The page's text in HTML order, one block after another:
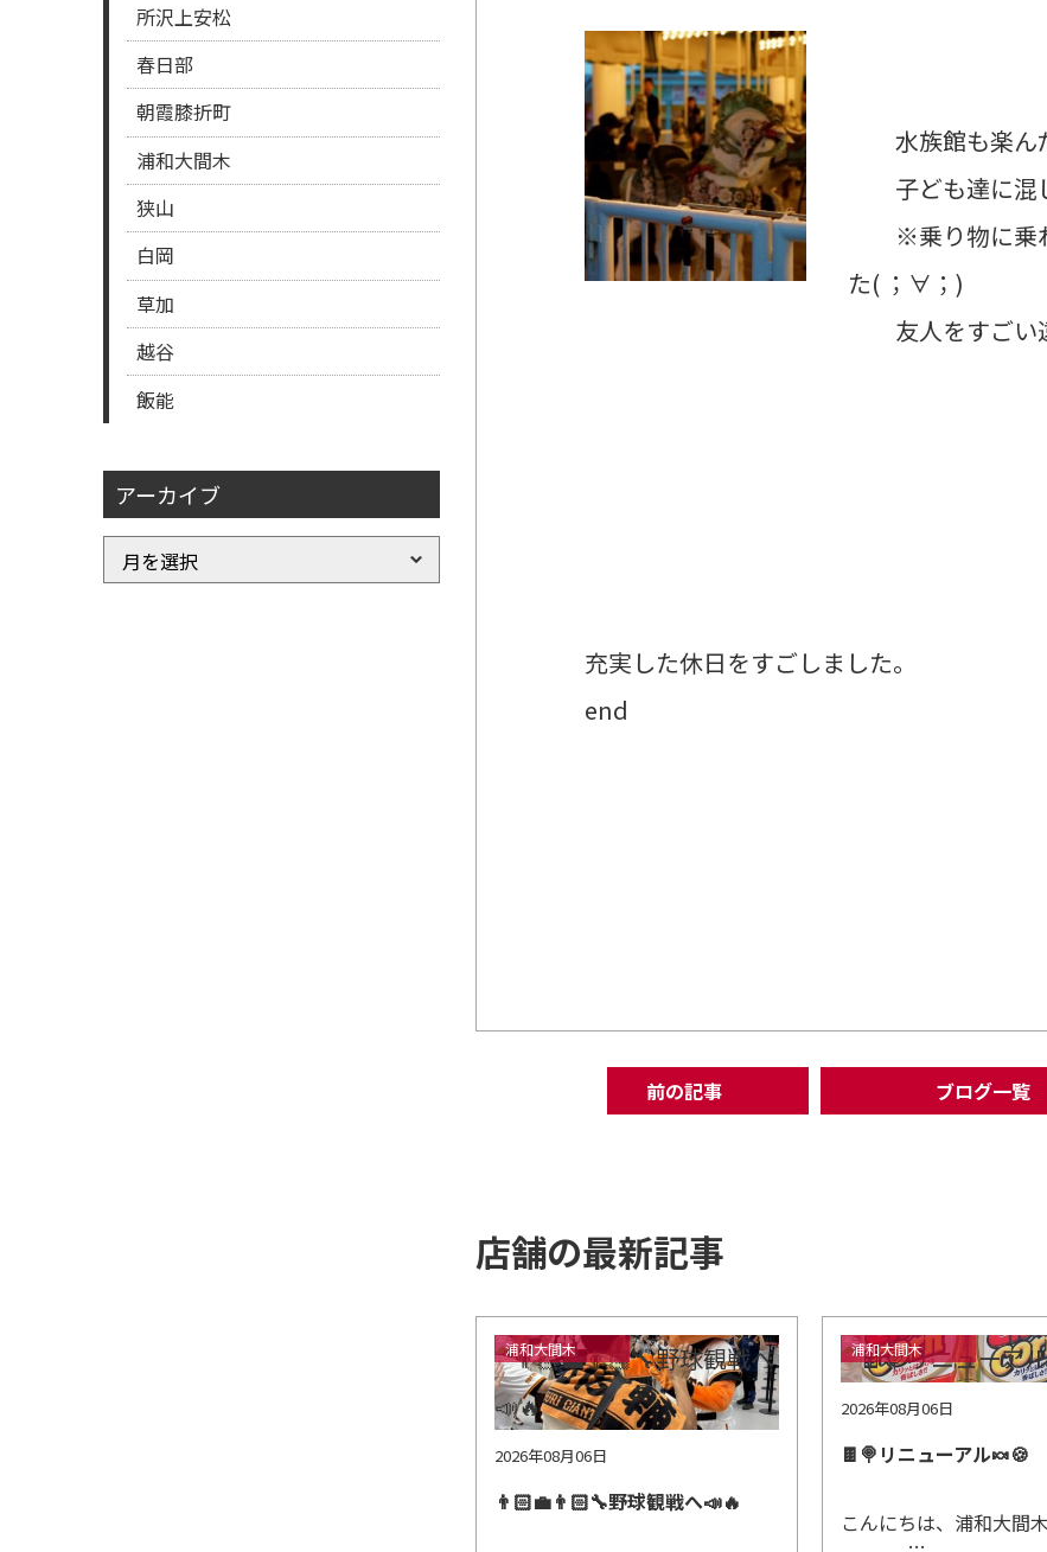
水族館も楽ん
子ども達に混じ
※乗り物に乗れ
た( ；∀；)
友人をすごい
充実した休日をすごしました。
end
前の記事 ブログ一覧
店舗の最新記事
浦和大間木
2026年08月06日
👨🏻‍💼👨🏻‍🔧野球観戦へ📣🔥
浦和大間木
2026年08月06日
🍫🍭リニューアル🍬🍪
こんにちは、浦和大間
…
所沢上安松
春日部
朝霞膝折町
浦和大間木
狭山
白岡
草加
越谷
飯能
アーカイブ